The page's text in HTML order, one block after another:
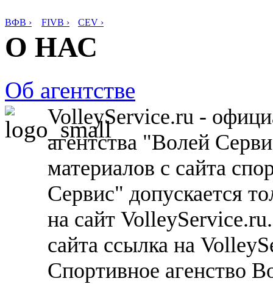
ВФВ › FIVB › CEV ›
О НАС
Об агентстве
VolleyService.ru -
агентства "Волей
материалов с сайта
Сервис" допускается
на сайт
сайта ссылка на
Спортивное агенство